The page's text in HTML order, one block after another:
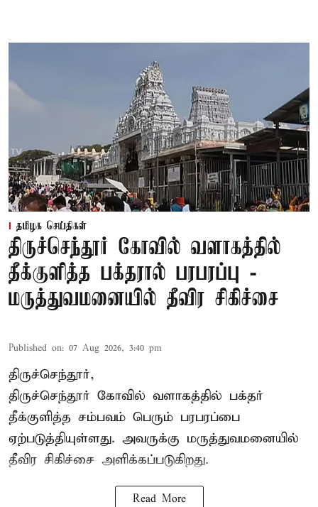
தமிழக செய்திகள்
திருச்செந்தூர் கோவில் வளாகத்தில்
தீக்குளித்த பக்தரால் பரபரப்பு -
மருத்துவமனையில் தீவிர சிகிச்சை
Published on: 07 Aug 2026, 3:40 pm
திருச்செந்தூர்,
திருச்செந்தூர் கோவில் வளாகத்தில் பக்தர்
தீக்குளித்த சம்பவம் பெரும் பரபரப்பை
ஏற்படுத்தியுள்ளது. அவருக்கு மருத்துவமனையில்
தீவிர சிகிச்சை அளிக்கப்படுகிறது.
Read More